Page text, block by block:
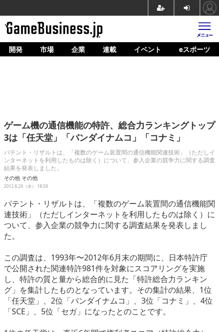
ホーム
企業動向
人材育成
産業政策
連載
イベント/セミナー
eスポーツ
開発 市場 企業 連載 イベント eスポーツ
ゲーム機の通信機能の特許、総合力ランキングトップ
3は「任天堂」「バンダイナムコ」「コナミ」
パテント・リザルトは、「複数のゲーム装置間の通信機能関連技術」（ただしイ
ンターネットを利用したものは除く）について、参入企業の競争力に関する調査
結果を発表しました。
その他 その他
2012.8.29（水） 18:59
パテント・リザルトは、「複数のゲーム装置間の通信機能関
連技術」（ただしインターネットを利用したものは除く）に
ついて、参入企業の競争力に関する調査結果を発表しまし
た。
この調査は、1993年〜2012年6月末の期間に、日本特許庁
で公開された関連特許981件を対象にスコアリングを実施
し、特許の質と量から総合的に見た「特許総合力ランキン
グ」を集計したものとなっています。その集計の結果、1位
「任天堂」、2位「バンダイナムコ」、3位「コナミ」、4位
「SCE」、5位「セガ」になったとのことです。